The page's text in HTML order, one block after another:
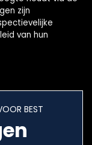
zijn
van hun
BEST